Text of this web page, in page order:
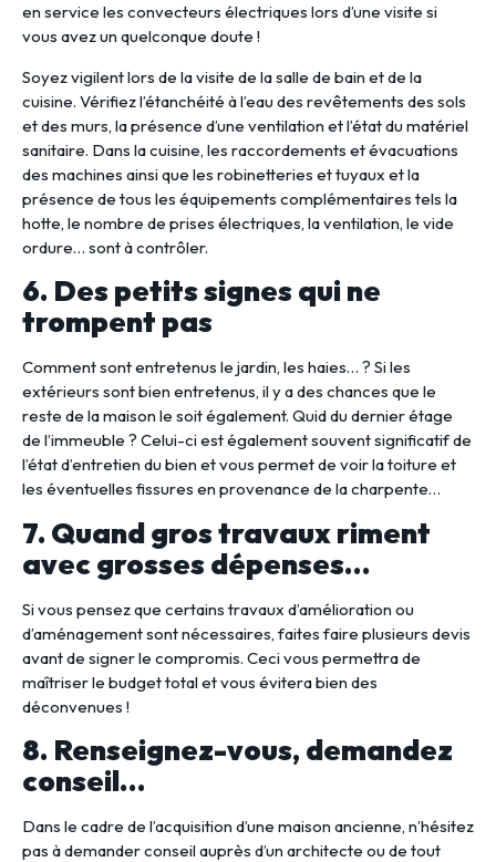
en service les convecteurs électriques lors d’une visite si
vous avez un quelconque doute !
Soyez vigilent lors de la visite de la salle de bain et de la
cuisine. Vérifiez l’étanchéité à l’eau des revêtements des sols
et des murs, la présence d’une ventilation et l’état du matériel
sanitaire. Dans la cuisine, les raccordements et évacuations
des machines ainsi que les robinetteries et tuyaux et la
présence de tous les équipements complémentaires tels la
hotte, le nombre de prises électriques, la ventilation, le vide
ordure… sont à contrôler.
6. Des petits signes qui ne
trompent pas
Comment sont entretenus le jardin, les haies… ? Si les
extérieurs sont bien entretenus, il y a des chances que le
reste de la maison le soit également. Quid du dernier étage
de l’immeuble ? Celui-ci est également souvent significatif de
l’état d’entretien du bien et vous permet de voir la toiture et
les éventuelles fissures en provenance de la charpente…
7. Quand gros travaux riment
avec grosses dépenses…
Si vous pensez que certains travaux d’amélioration ou
d’aménagement sont nécessaires, faites faire plusieurs devis
avant de signer le compromis. Ceci vous permettra de
maîtriser le budget total et vous évitera bien des
déconvenues !
8. Renseignez-vous, demandez
conseil…
Dans le cadre de l’acquisition d’une maison ancienne, n’hésitez
pas à demander conseil auprès d’un architecte ou de tout